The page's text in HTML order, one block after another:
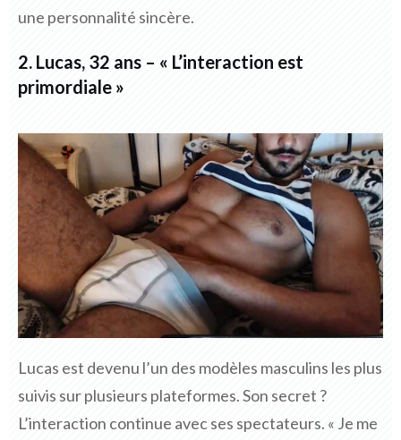
une personnalité sincère.
2. Lucas, 32 ans – « L’interaction est
primordiale »
Lucas est devenu l’un des modèles masculins les plus
suivis sur plusieurs plateformes. Son secret ?
L’interaction continue avec ses spectateurs. « Je me